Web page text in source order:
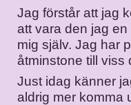
Jag förstår att jag
att vara den jag
mig själv. Jag har
åtminstone till viss
Just idag känner
aldrig mer komma